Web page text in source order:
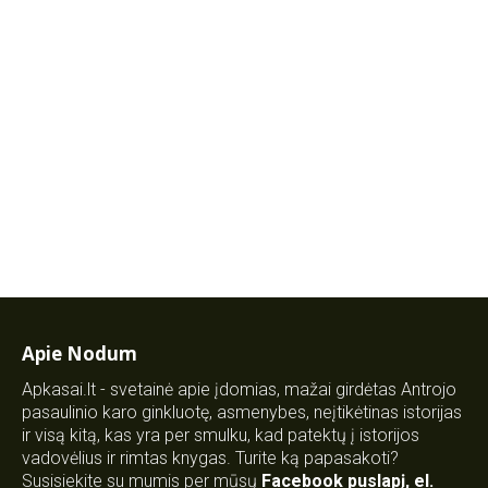
Apie Nodum
Apkasai.lt - svetainė apie įdomias, mažai girdėtas Antrojo
pasaulinio karo ginkluotę, asmenybes, neįtikėtinas istorijas
ir visą kitą, kas yra per smulku, kad patektų į istorijos
vadovėlius ir rimtas knygas. Turite ką papasakoti?
Susisiekite su mumis per mūsų Facebook puslapį, el.